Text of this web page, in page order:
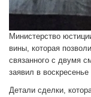
Министерство
вины, которая
связанного с двумя
заявил в
Детали сделки,